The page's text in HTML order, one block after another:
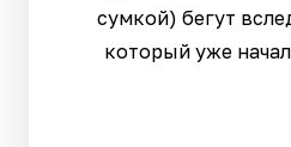
сумкой) бегут
который уже